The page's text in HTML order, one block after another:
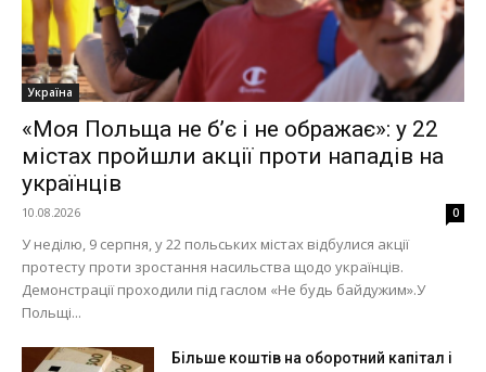
Україна
«Моя Польща не б’є і не ображає»: у 22
містах пройшли акції проти нападів на
українців
10.08.2026 0
У неділю, 9 серпня, у 22 польських містах відбулися акції
протесту проти зростання насильства щодо українців.
Демонстрації проходили під гаслом «Не будь байдужим».У
Польщі...
Більше коштів на оборотний капітал і